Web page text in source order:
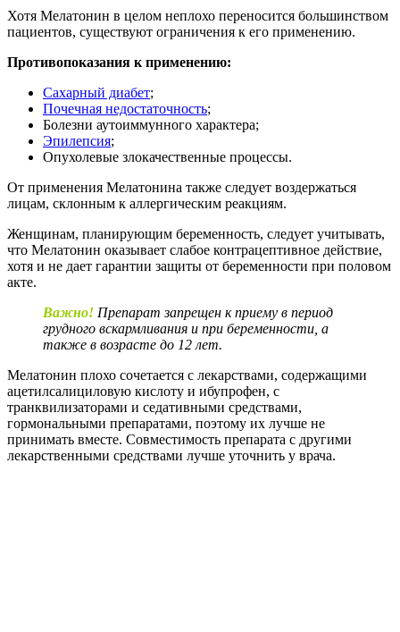
Хотя Мелатонин в целом неплохо переносится большинством
пациентов, существуют ограничения к его применению.
Противопоказания к применению:
Сахарный диабет;
Почечная недостаточность;
Болезни аутоиммунного характера;
Эпилепсия;
Опухолевые злокачественные процессы.
От применения Мелатонина также следует воздержаться
лицам, склонным к аллергическим реакциям.
Женщинам, планирующим беременность, следует учитывать,
что Мелатонин оказывает слабое контрацептивное действие,
хотя и не дает гарантии защиты от беременности при половом
акте.
Важно! Препарат запрещен к приему в период
грудного вскармливания и при беременности, а
также в возрасте до 12 лет.
Мелатонин плохо сочетается с лекарствами, содержащими
ацетилсалициловую кислоту и ибупрофен, с
транквилизаторами и седативными средствами,
гормональными препаратами, поэтому их лучше не
принимать вместе. Совместимость препарата с другими
лекарственными средствами лучше уточнить у врача.